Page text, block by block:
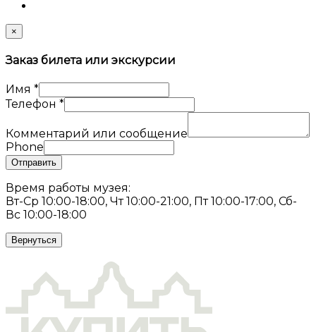
×
Заказ билета или экскурсии
Имя *
Телефон *
Комментарий или сообщение
Phone
Отправить
Время работы музея:
Вт-Ср 10:00-18:00, Чт 10:00-21:00, Пт 10:00-17:00, Сб-
Вс 10:00-18:00
Вернуться